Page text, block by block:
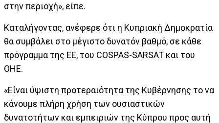
στην περιοχή», είπε.
Καταλήγοντας, ανέφερε ότι η Κυπριακή Δημοκρατία
θα συμβάλει στο μέγιστο δυνατόν βαθμό, σε κάθε
πρόγραμμα της ΕΕ, του COSPAS-SARSAT και του
ΟΗΕ.
«Είναι ύψιστη προτεραιότητα της Κυβέρνησης το να
κάνουμε πλήρη χρήση των ουσιαστικών
δυνατοτήτων και εμπειριών της Κύπρου προς αυτή